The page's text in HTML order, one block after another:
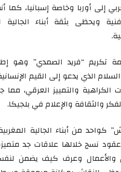
إلى أوربا وخاصة إسبانيا،
ويحظى بثقة أبناء الجالية
تكريم “فريد الصمدي” وهو
الذي يدعو إلى القيم
الكراهية والتمييز العرقي،
والثقافة والإعلام في بلجيكا.
من أبناء الجالية
نسج خلالها علاقات جد
والأعمال وعرف كيف يضمن